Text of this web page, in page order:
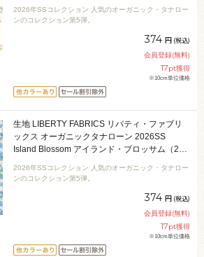
2026年SSコレクション 人気のオーガニック・タナロー
ンのコレクション第5弾。
374 円 (税込)
会員登録(無料)
17pt獲得
※10cm単位価格
生地 LIBERTY FABRICS リバティ・ファブリ
ックス オーガニックタナローン 2026SS
Island Blossom アイランド・ブロッサム（26-
2026年SSコレクション 人気のオーガニック・タナロー
ンのコレクション第5弾。
374 円 (税込)
会員登録(無料)
17pt獲得
※10cm単位価格